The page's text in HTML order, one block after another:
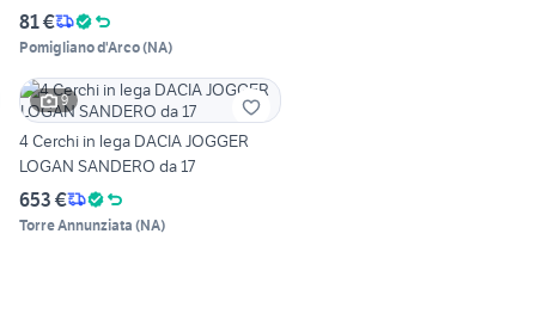
81 €
Pomigliano d'Arco(NA)
9
4 Cerchi in lega DACIA JOGGER
LOGAN SANDERO da 17
653 €
Torre Annunziata (NA)